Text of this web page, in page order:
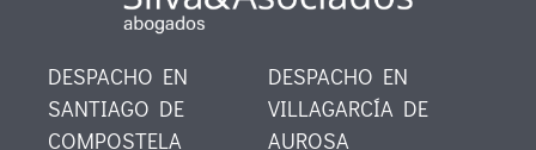
DESPACHO EN
SANTIAGO DE
COMPOSTELA
DESPACHO EN
VILLAGARCÍA DE
AUROSA